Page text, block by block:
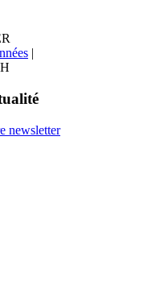
|
newsletter